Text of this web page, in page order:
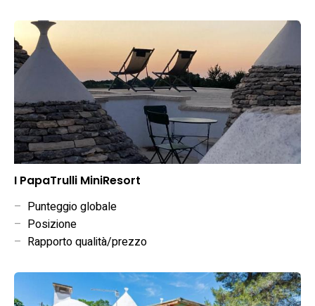
I PapaTrulli MiniResort
– Punteggio globale
– Posizione
– Rapporto qualità/prezzo